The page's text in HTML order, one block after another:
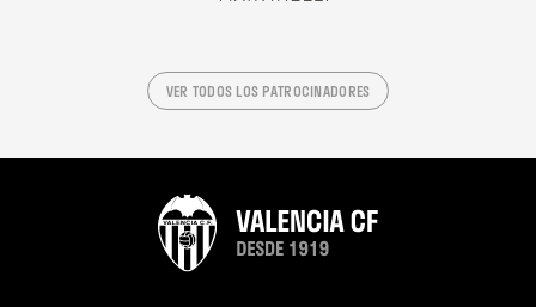
VER TODOS LOS PATROCINADORES